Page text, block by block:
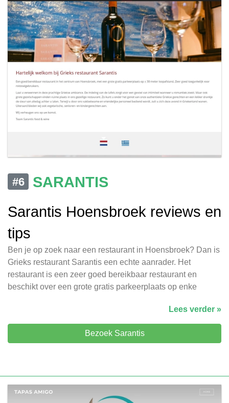
#6
SARANTIS
Sarantis Hoensbroek reviews en
tips
Ben je op zoek naar een restaurant in Hoensbroek? Dan is
Grieks restaurant Sarantis een echte aanrader. Het
restaurant is een zeer goed bereikbaar restaurant en
beschikt over een grote gratis parkeerplaats op enke
Lees verder »
Bezoek Sarantis